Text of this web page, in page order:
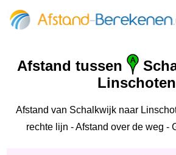
Afstand tussen
Linschoten
Afstand van Schalkwijk naar
rechte lijn - Afstand over de weg -